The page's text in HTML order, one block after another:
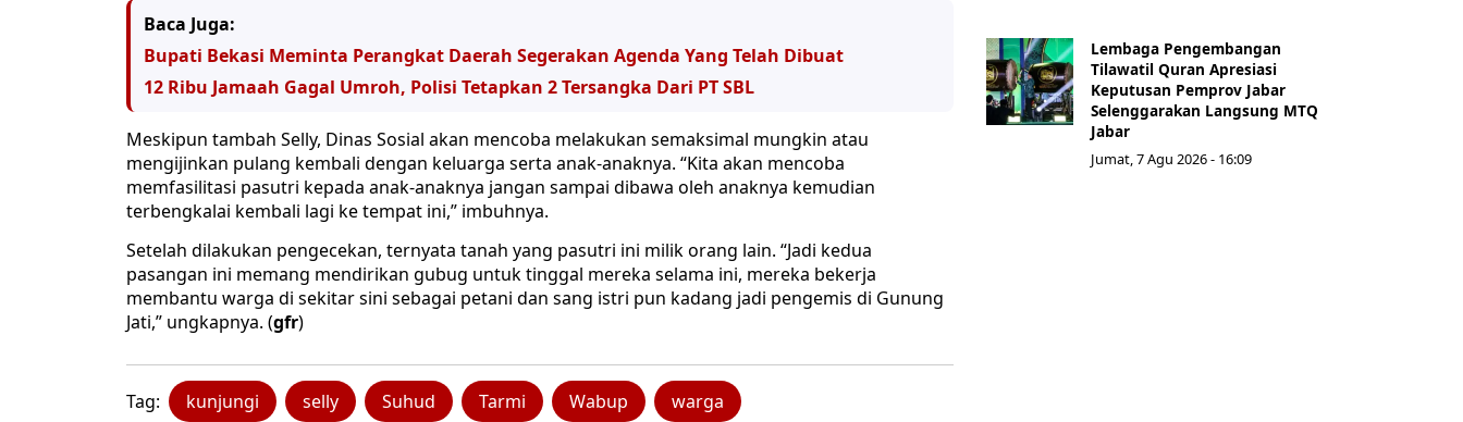
Baca Juga:
Bupati Bekasi Meminta Perangkat Daerah Segerakan Agenda Yang Telah Dibuat
12 Ribu Jamaah Gagal Umroh, Polisi Tetapkan 2 Tersangka Dari PT SBL
Meskipun tambah Selly, Dinas Sosial akan mencoba melakukan semaksimal mungkin atau
mengijinkan pulang kembali dengan keluarga serta anak-anaknya. “Kita akan mencoba
memfasilitasi pasutri kepada anak-anaknya jangan sampai dibawa oleh anaknya kemudian
terbengkalai kembali lagi ke tempat ini,” imbuhnya.
Setelah dilakukan pengecekan, ternyata tanah yang pasutri ini milik orang lain. “Jadi kedua
pasangan ini memang mendirikan gubug untuk tinggal mereka selama ini, mereka bekerja
membantu warga di sekitar sini sebagai petani dan sang istri pun kadang jadi pengemis di Gunung
Jati,” ungkapnya. (gfr)
Tag: kunjungi selly Suhud Tarmi Wabup warga
Lembaga Pengembangan
Tilawatil Quran Apresiasi
Keputusan Pemprov Jabar
Selenggarakan Langsung MTQ
Jabar
Jumat, 7 Agu 2026 - 16:09